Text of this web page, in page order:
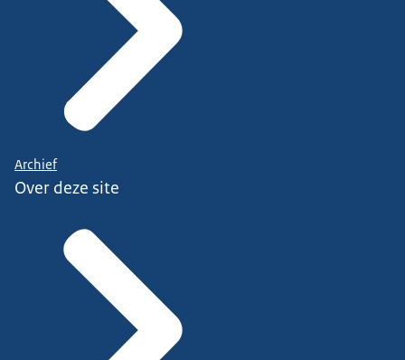
Archief
Over deze site